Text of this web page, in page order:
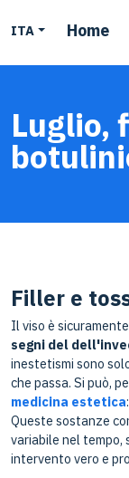
ITA Home
Luglio,
Filler e
Il viso è
segni del
inestetismi sono
che passa. Si può,
medicina estetica:
Queste sostanze
variabile nel tempo,
intervento vero e